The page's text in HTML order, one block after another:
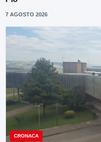
7 AGOSTO 2026
CRONACA